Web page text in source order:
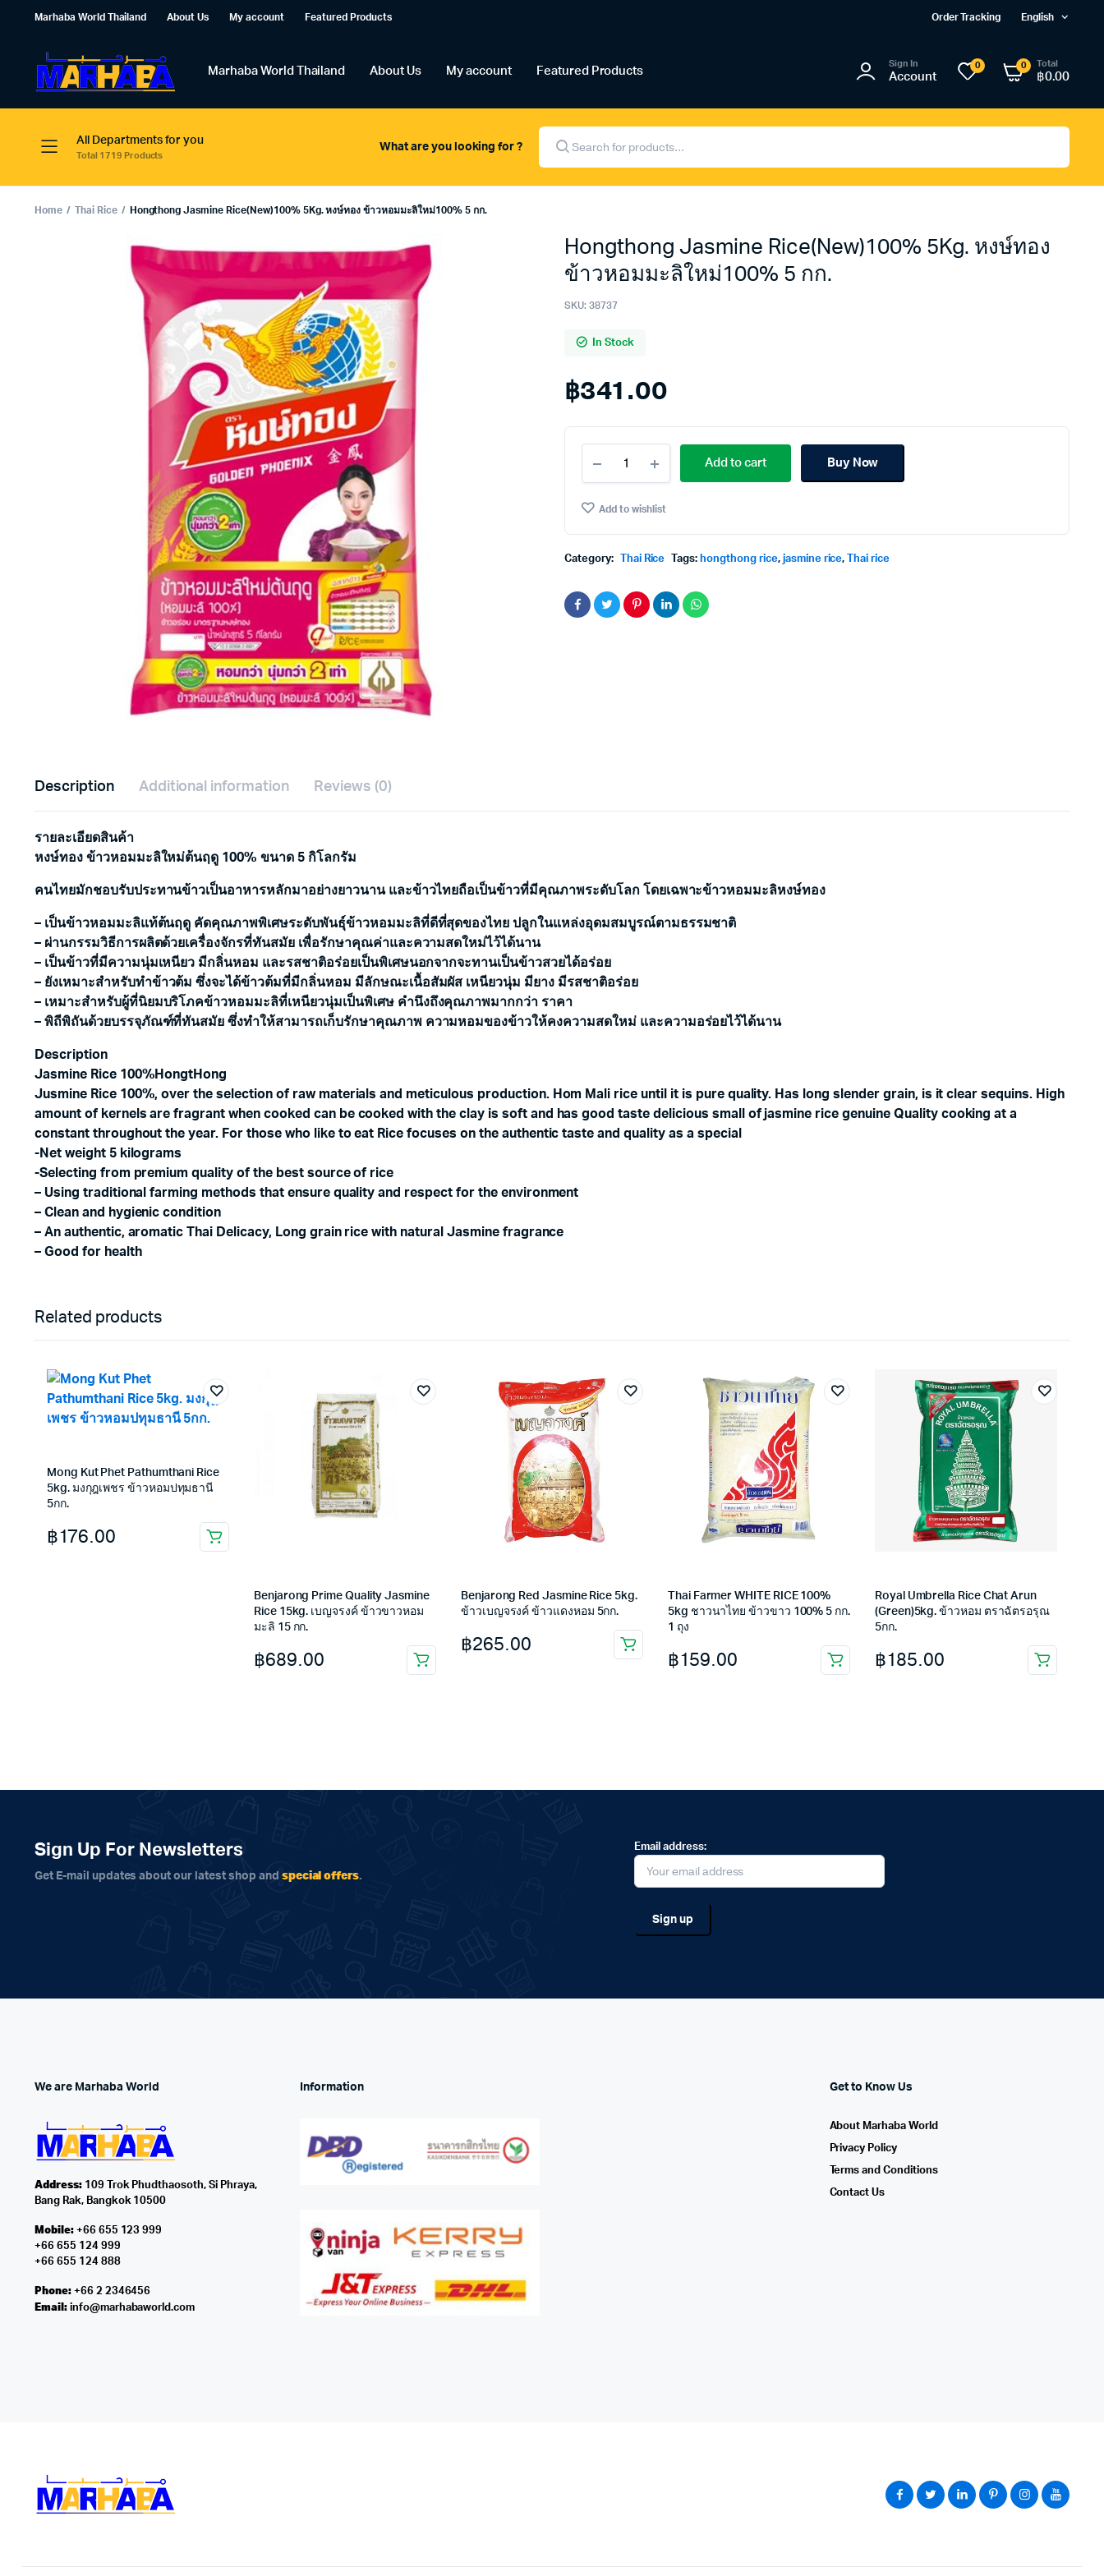
Marhaba World Thailand About Us My account Featured Products Order Tracking English
Marhaba World Thailand About Us My account Featured Products
Sign In
Account
0 0 Total
฿0.00
All Departments for you
Total 1719 Products
What are you looking for ?
Products
search
Home Thai Rice Hongthong Jasmine Rice(New)100% 5Kg. หงษ์ทอง ข้าวหอมมะลิใหม่100% 5 กก.
Hongthong Jasmine Rice(New)100% 5Kg. หงษ์ทอง
ข้าวหอมมะลิใหม่100% 5 กก.
SKU: 38737
In Stock
฿341.00
Jasmine
Rice(New)100%
หงษ์
หอม
ใหม่100%
5
Add to cart Buy Now
Add to wishlist
Category: Thai Rice Tags: hongthong rice, jasmine rice, Thai rice
Description Additional information Reviews (0)
รายละเอียดสินค้า
หงษ์ทอง ข้าวหอมมะลิใหม่ต้นฤดู 100% ขนาด 5 กิโลกรัม
คนไทยมักชอบรับประทานข้าวเป็นอาหารหลักมาอย่างยาวนาน และข้าวไทยถือเป็นข้าวที่มีคุณภาพระดับโลก โดยเฉพาะข้าวหอมมะลิหงษ์ทอง
– เป็นข้าวหอมมะลิแท้ต้นฤดู คัดคุณภาพพิเศษระดับพันธุ์ข้าวหอมมะลิที่ดีที่สุดของไทย ปลูกในแหล่งอุดมสมบูรณ์ตามธรรมชาติ
– ผ่านกรรมวิธีการผลิตด้วยเครื่องจักรที่ทันสมัย เพื่อรักษาคุณค่าและความสดใหม่ไว้ได้นาน
– เป็นข้าวที่มีความนุ่มเหนียว มีกลิ่นหอม และรสชาติอร่อยเป็นพิเศษนอกจากจะทานเป็นข้าวสวยได้อร่อย
– ยังเหมาะสำหรับทำข้าวต้ม ซึ่งจะได้ข้าวต้มที่มีกลิ่นหอม มีลักษณะเนื้อสัมผัส เหนียวนุ่ม มียาง มีรสชาติอร่อย
– เหมาะสำหรับผู้ที่นิยมบริโภคข้าวหอมมะลิที่เหนียวนุ่มเป็นพิเศษ คำนึงถึงคุณภาพมากกว่า ราคา
– พิถีพิถันด้วยบรรจุภัณฑ์ที่ทันสมัย ซึ่งทำให้สามารถเก็บรักษาคุณภาพ ความหอมของข้าวให้คงความสดใหม่ และความอร่อยไว้ได้นาน
Description
Jasmine Rice 100%HongtHong
Jusmine Rice 100%, over the selection of raw materials and meticulous production. Hom Mali rice until it is pure quality. Has long slender grain, is it clear sequins. High
amount of kernels are fragrant when cooked can be cooked with the clay is soft and has good taste delicious small of jasmine rice genuine Quality cooking at a
constant throughout the year. For those who like to eat Rice focuses on the authentic taste and quality as a special
-Net weight 5 kilograms
-Selecting from premium quality of the best source of rice
– Using traditional farming methods that ensure quality and respect for the environment
– Clean and hygienic condition
– An authentic, aromatic Thai Delicacy, Long grain rice with natural Jasmine fragrance
– Good for health
Related products
Mong Kut Phet Pathumthani Rice
5kg. มงกุฎเพชร ข้าวหอมปทุมธานี
5กก.
฿176.00
Benjarong Prime Quality Jasmine
Rice 15kg. เบญจรงค์ ข้าวขาวหอม
มะลิ 15 กก.
฿689.00
Benjarong Red Jasmine Rice 5kg.
ข้าวเบญจรงค์ ข้าวแดงหอม 5กก.
฿265.00
Thai Farmer WHITE RICE 100%
5kg ชาวนาไทย ข้าวขาว 100% 5 กก.
1 ถุง
฿159.00
Royal Umbrella Rice Chat Arun
(Green)5kg. ข้าวหอม ตราฉัตรอรุณ
5กก.
฿185.00
Sign Up For Newsletters
Get E-mail updates about our latest shop and special offers.
Email address:
We are Marhaba World
Address:109 Trok Phudthaosoth, Si Phraya,
Bang Rak, Bangkok 10500
Mobile:+66 655 123 999
+66 655 124 999
+66 655 124 888
Phone:+66 2 2346456
Email: info@marhabaworld.com
Information Get to Know Us
About Marhaba World
Privacy Policy
Terms and Conditions
Contact Us